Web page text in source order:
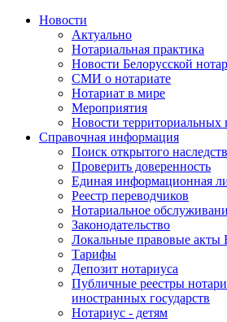
Новости
Актуально
Нотариальная практика
Новости Белорусской
СМИ о нотариате
Нотариат в мире
Мероприятия
Новости территориальных
Справочная информация
Поиск открытого
Проверить доверенность
Единая информационная
Реестр переводчиков
Нотариальное
Законодательство
Локальные правовые
Тарифы
Депозит нотариуса
Публичные реестры
иностранных государств
Нотариус - детям